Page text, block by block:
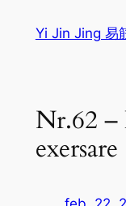
Yi Jin Jing 易
Nr.62
exersare